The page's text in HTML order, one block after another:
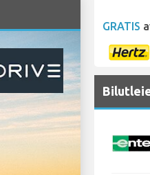
GRATIS